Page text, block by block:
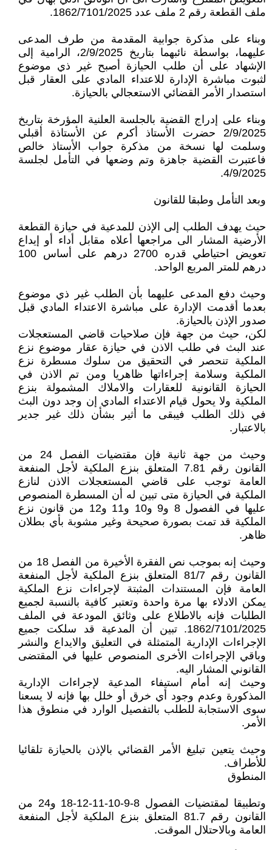
ملف القطعة رقم 2 ملف عدد 1862/7101/2025.
وبناء على مذكرة جوابية المقدمة من طرف المدعى
عليهما، بواسطة نائبهما بتاريخ 2/9/2025، الرامية إلى
الإشهاد على أن طلب الحيازة أصبح غير ذي موضوع
لثبوت مباشرة الإدارة للاعتداء المادي على العقار قبل
استصدار الأمر القضائي الاستعجالي بالحيازة.
وبناء على إدراج القضية بالجلسة العلنية المؤرخة بتاريخ
2/9/2025 حضرت الأستاذ أكرم عن الأستاذة أقبلي
وسلمت لها نسخة من مذكرة جواب الأستاذ خالص
فاعتبرت القضية جاهزة وتم وضعها في التأمل لجلسة
4/9/2025.
وبعد التأمل وطبقا للقانون
حيث يهدف الطلب إلى الإذن للمدعية في حيازة القطعة
الأرضية المشار الى مراجعها أعلاه مقابل أداء أو إيداع
تعويض احتياطي قدره 2700 درهم على أساس 100
درهم للمتر المربع الواحد.
وحيث دفع المدعى عليهما بأن الطلب غير ذي موضوع
بعدما أقدمت الإدارة على مباشرة الاعتداء المادي قبل
صدور الإذن بالحيازة.
لكن، حيث من جهة فإن صلاحيات قاضي المستعجلات
عند البث في طلب الاذن في حيازة عقار موضوع نزع
الملكية تنحصر في التحقيق من سلوك مسطرة نزع
الملكية وسلامة إجراءاتها ظاهريا ومن تم الاذن في
الحيازة القانونية للعقارات والاملاك المشمولة بنزع
الملكية ولا يحول قيام الاعتداء المادي إن وجد دون البث
في ذلك الطلب فيبقى ما أثير بشأن ذلك غير جدير
بالاعتبار.
وحيث من جهة ثانية فإن مقتضيات الفصل 24 من
القانون رقم 7.81 المتعلق بنزع الملكية لأجل المنفعة
العامة توجب على قاضي المستعجلات الاذن لنازع
الملكية في الحيازة متى تبين له أن المسطرة المنصوص
عليها في الفصول 8 و9 و10 و11 و12 من قانون نزع
الملكية قد تمت بصورة صحيحة وغير مشوبة بأي بطلان
ظاهر.
وحيث إنه بموجب نص الفقرة الأخيرة من الفصل 18 من
القانون رقم 81/7 المتعلق بنزع الملكية لأجل المنفعة
العامة فإن المستندات المثبتة لإجراءات نزع الملكية
يمكن الادلاء بها مرة واحدة وتعتبر كافية بالنسبة لجميع
الطلبات فإنه بالاطلاع على وثائق المودعة في الملف
1862/7101/2025. تبين أن المدعية قد سلكت جميع
الإجراءات الإدارية المتمثلة في التعليق والايداع والنشر
وباقي الإجراءات الأخرى المنصوص عليها في المقتضى
القانوني المشار اليه.
وحيث إنه أمام استيفاء المدعية لإجراءات الإدارية
المذكورة وعدم وجود أي خرق أو خلل بها فإنه لا يسعنا
سوى الاستجابة للطلب بالتفصيل الوارد في منطوق هذا
الأمر.
وحيث يتعين تبليغ الأمر القضائي بالإذن بالحيازة تلقائيا
للأطراف.
المنطوق
وتطبيقا لمقتضيات الفصول 8-9-10-11-12-18 و24 من
القانون رقم 81.7 المتعلق بنزع الملكية لأجل المنفعة
العامة وبالاحتلال الموقت.